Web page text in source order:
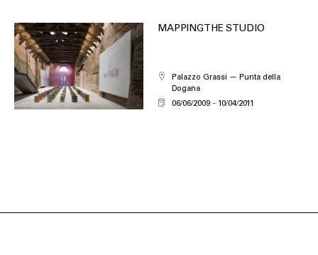
MAPPING THE STUDIO
Palazzo Grassi — Punta della
Dogana
06/06/2009
10/04/2011